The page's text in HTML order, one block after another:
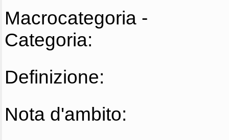
Macrocategoria -
Categoria:
Definizione:
Nota d'ambito: